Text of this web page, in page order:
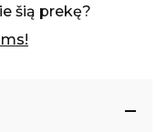
šią prekę?